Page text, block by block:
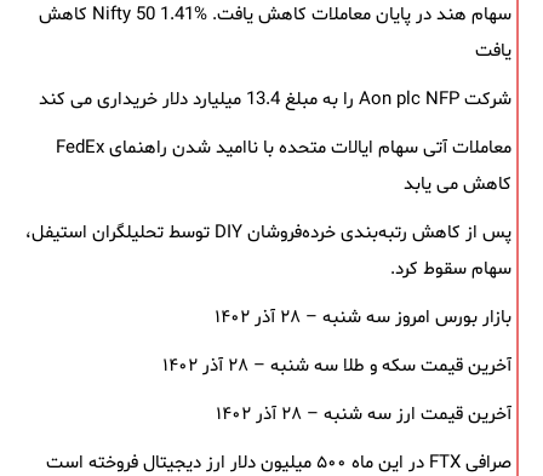
سهام هند در پایان معاملات کاهش یافت. Nifty 50 1.41% کاهش
یافت
شرکت Aon plc NFP را به مبلغ 13.4 میلیارد دلار خریداری می کند
معاملات آتی سهام ایالات متحده با ناامید شدن راهنمای FedEx
کاهش می یابد
پس از کاهش رتبه‌بندی خرده‌فروشان DIY توسط تحلیلگران استیفل،
سهام سقوط کرد.
بازار بورس امروز سه شنبه – ۲۸ آذر ۱۴۰۲
آخرین قیمت سکه و طلا سه شنبه – ۲۸ آذر ۱۴۰۲
آخرین قیمت ارز سه شنبه – ۲۸ آذر ۱۴۰۲
صرافی FTX در این ماه ۵۰۰ میلیون دلار ارز دیجیتال فروخته است